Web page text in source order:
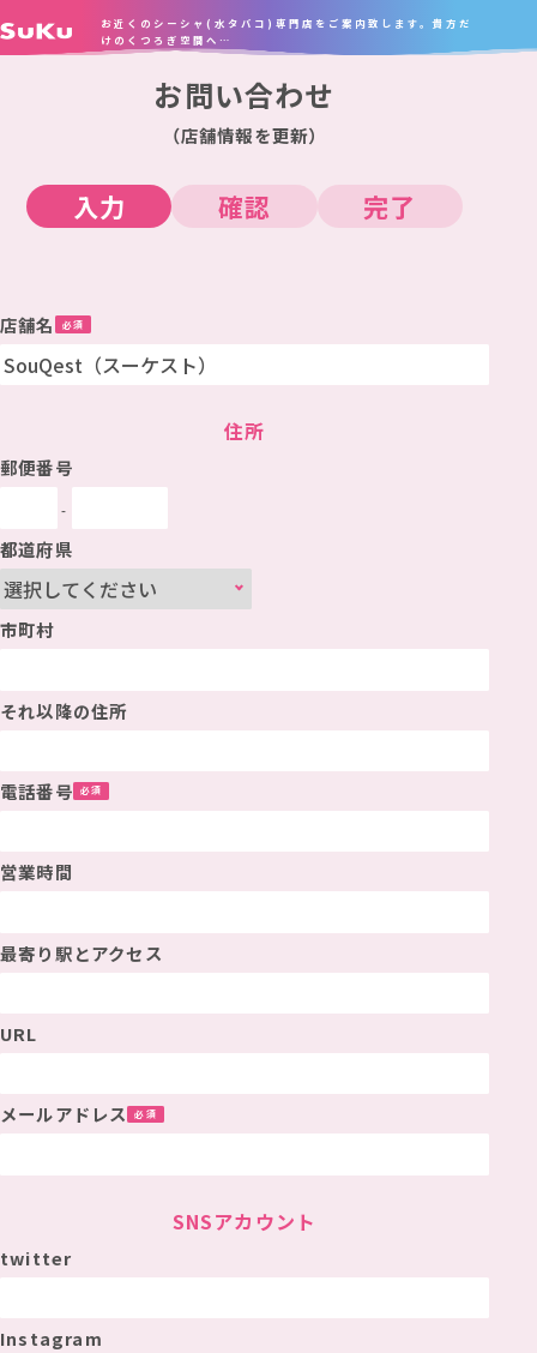
お近くのシーシャ(水タバコ)専門店をご案内致します。貴方だ
けのくつろぎ空間へ…
お問い合わせ
（店舗情報を更新）
入力 確認 完了
店舗名
住所
郵便番号
-
都道府県
市町村
それ以降の住所
電話番号
営業時間
最寄り駅とアクセス
URL
メールアドレス
SNSアカウント
twitter
Instagram